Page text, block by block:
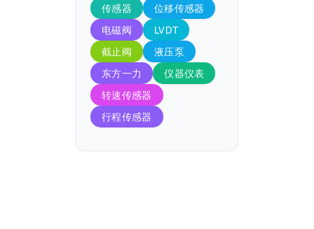
传感器
位移传感器
电磁阀
LVDT
截止阀
液压泵
东方一力
仪器仪表
转速传感器
行程传感器